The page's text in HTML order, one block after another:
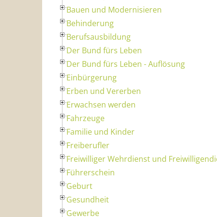
Bauen und Modernisieren
Behinderung
Berufsausbildung
Der Bund fürs Leben
Der Bund fürs Leben - Auflösung
Einbürgerung
Erben und Vererben
Erwachsen werden
Fahrzeuge
Familie und Kinder
Freiberufler
Freiwilliger Wehrdienst und
Führerschein
Geburt
Gesundheit
Gewerbe